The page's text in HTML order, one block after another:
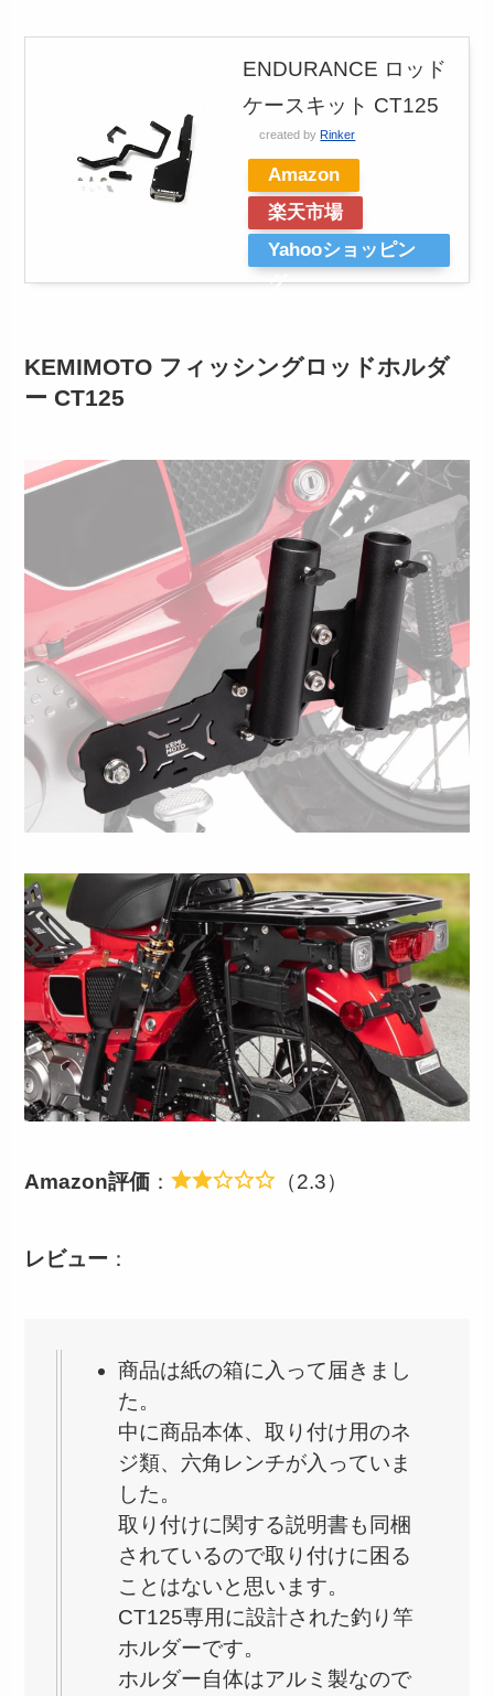
ENDURANCE ロッド
ケースキット CT125
created by Rinker
Amazon
楽天市場
Yahooショッピン
グ
KEMIMOTO フィッシングロッドホルダ
ー CT125
Amazon評価 ： （2.3）
レビュー ：
商品は紙の箱に入って届きまし
た。
中に商品本体、取り付け用のネ
ジ類、六角レンチが入っていま
した。
取り付けに関する説明書も同梱
されているので取り付けに困る
ことはないと思います。
CT125専用に設計された釣り竿
ホルダーです。
ホルダー自体はアルミ製なので